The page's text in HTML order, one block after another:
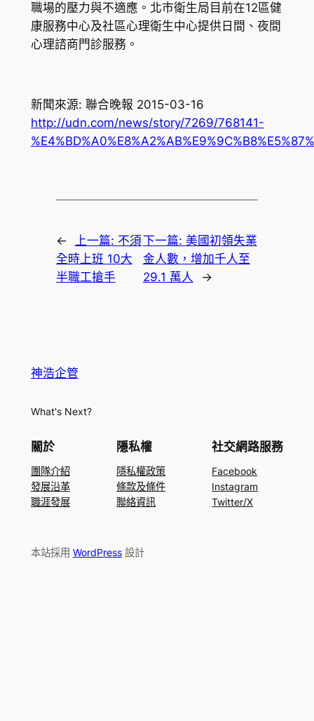
職場的壓力與不適應。北市衛生局目前在12區健
康服務中心及社區心理衛生中心提供日間、夜間
心理諮商門診服務。
新聞來源: 聯合晚報 2015-03-16
http://udn.com/news/story/7269/768141-
← 上一篇: 不須
全時上班 10大
半職工搶手
下一篇: 美國初領失業
金人數，增加千人至
29.1 萬人
→
神浩企管
What's Next?
關於
團隊介紹
發展沿革
職涯發展
隱私權
隱私權政策
條款及條件
聯絡資訊
社交網路服務
Facebook
Instagram
Twitter/X
本站採用 WordPress設計